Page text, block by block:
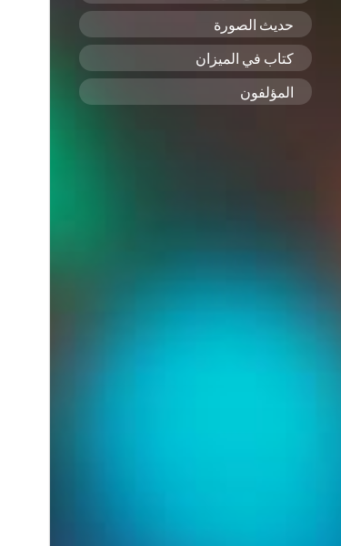
حديث الصورة
كتاب في الميزان
المؤلفون